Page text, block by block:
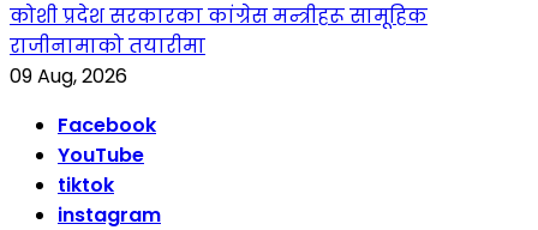
कोशी प्रदेश सरकारका कांग्रेस मन्त्रीहरू सामूहिक
राजीनामाको तयारीमा
09 Aug, 2026
Facebook
YouTube
tiktok
instagram